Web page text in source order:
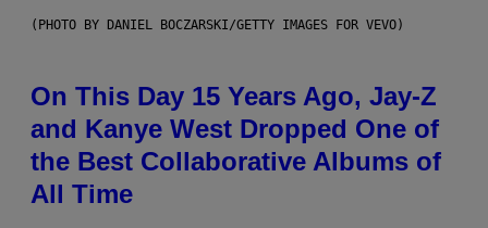
(PHOTO BY DANIEL BOCZARSKI/GETTY IMAGES FOR VEVO)
On This Day 15 Years Ago, Jay-Z
and Kanye West Dropped One of
the Best Collaborative Albums of
All Time